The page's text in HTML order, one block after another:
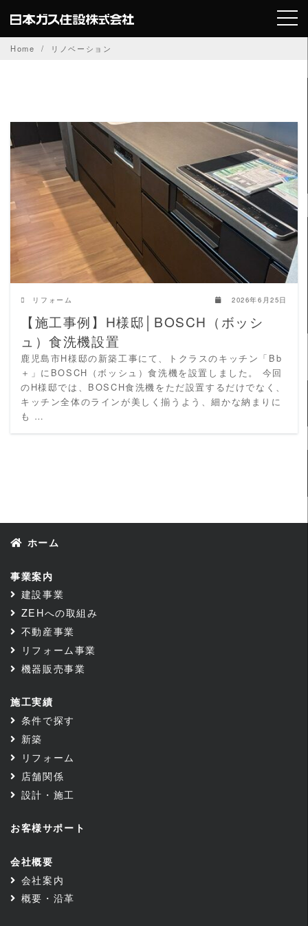
to
content
Home リノベーション
READ MORE
リフォーム 2026年6月25日
【施工事例】H様邸│BOSCH（ボッシ
ュ）食洗機設置
鹿児島市H様邸の新築工事にて、トクラスのキッチン「Bb
＋」にBOSCH（ボッシュ）食洗機を設置しました。 今回
のH様邸では、BOSCH食洗機をただ設置するだけでなく、
キッチン全体のラインが美しく揃うよう、細かな納まりに
も …
ホーム
事業案内
建設事業
ZEHへの取組み
不動産事業
リフォーム事業
機器販売事業
施工実績
条件で探す
新築
リフォーム
店舗関係
設計・施工
お客様サポート
会社概要
会社案内
概要・沿革